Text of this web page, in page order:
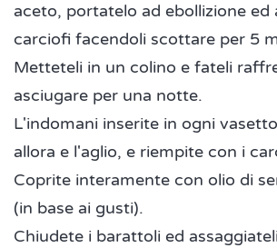
aceto, portatelo ad ebollizione ed
carciofi facendoli scottare per 5
Metteteli in un colino e fateli
asciugare per una notte.
L'indomani inserite in ogni
allora e l'aglio, e riempite con i
Coprite interamente con olio di
(in base ai gusti).
Chiudete i barattoli ed